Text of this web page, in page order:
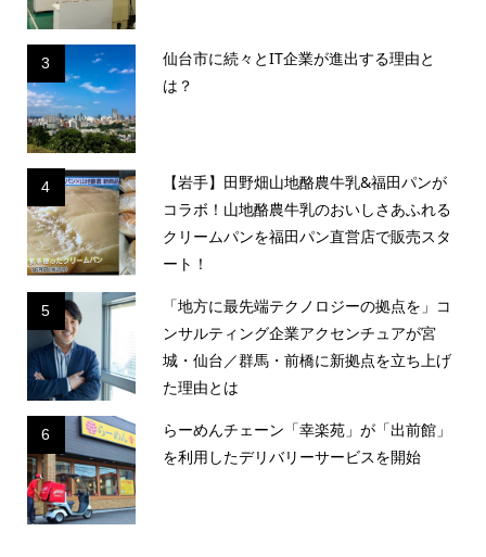
3
仙台市に続々とIT企業が進出する理由と
は？
4
【岩手】田野畑山地酪農牛乳&福田パンが
コラボ！山地酪農牛乳のおいしさあふれる
クリームパンを福田パン直営店で販売スタ
ート！
5
「地方に最先端テクノロジーの拠点を」コ
ンサルティング企業アクセンチュアが宮
城・仙台／群馬・前橋に新拠点を立ち上げ
た理由とは
6
らーめんチェーン「幸楽苑」が「出前館」
を利用したデリバリーサービスを開始